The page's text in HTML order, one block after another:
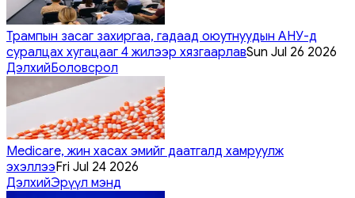
Трампын засаг захиргаа, гадаад оюутнуудын АНУ-д
суралцах хугацааг 4 жилээр хязгаарлавSun Jul 26 2026
ДэлхийБоловсрол
Medicare, жин хасах эмийг даатгалд хамруулж
эхэллээFri Jul 24 2026
ДэлхийЭрүүл мэнд